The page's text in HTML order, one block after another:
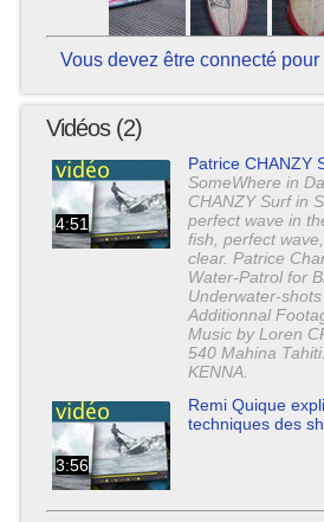
Vous devez être connecté
Vidéos (2)
4:51
Patrice CHANZY
SomeWhere in
CHANZY Surf in
perfect wave in
fish, perfect
clear. Patrice
Water-Patrol for
Underwater-
Additionnal
Music by Loren
540 Mahina
KENNA.
3:56
Remi Quique
techniques des